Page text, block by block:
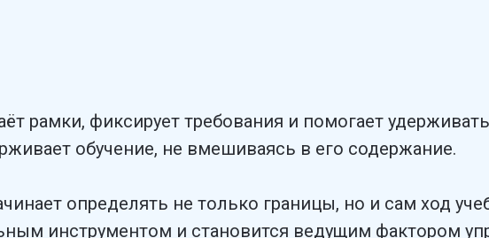
рамки, фиксирует требования и помогает удерживать
обучение, не вмешиваясь в его содержание.
определять не только границы, но и сам ход
инструментом и становится ведущим фактором